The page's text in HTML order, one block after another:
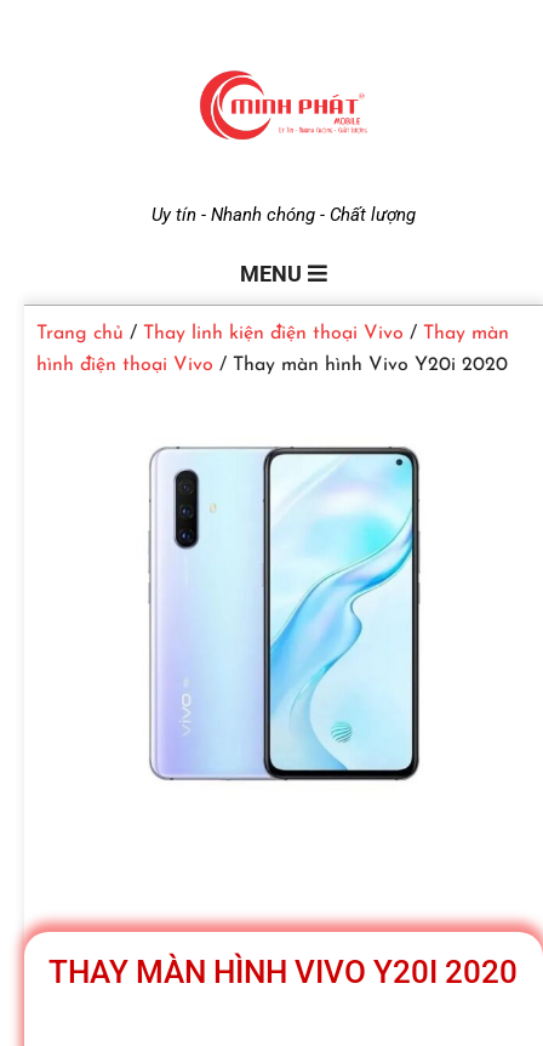
i
n
o
b
Uy tín - Nhanh chóng - Chất lượng
MENU
Trang chủ / Thay linh kiện điện thoại Vivo /
Thay màn
hình điện thoại Vivo / Thay màn hình Vivo Y20i 2020
THAY MÀN HÌNH VIVO Y20I 2020